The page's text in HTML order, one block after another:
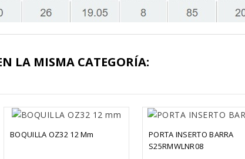
LA MISMA CATEGORÍA:
BOQUILLA OZ32 12 Mm
PORTA INSERTO BARRA
S25RMWLNR08